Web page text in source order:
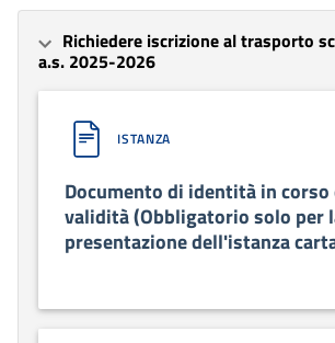
Richiedere iscrizione al trasporto
a.s. 2025-2026
ISTANZA
Documento di identità in corso
validità (Obbligatorio solo per
presentazione dell'istanza